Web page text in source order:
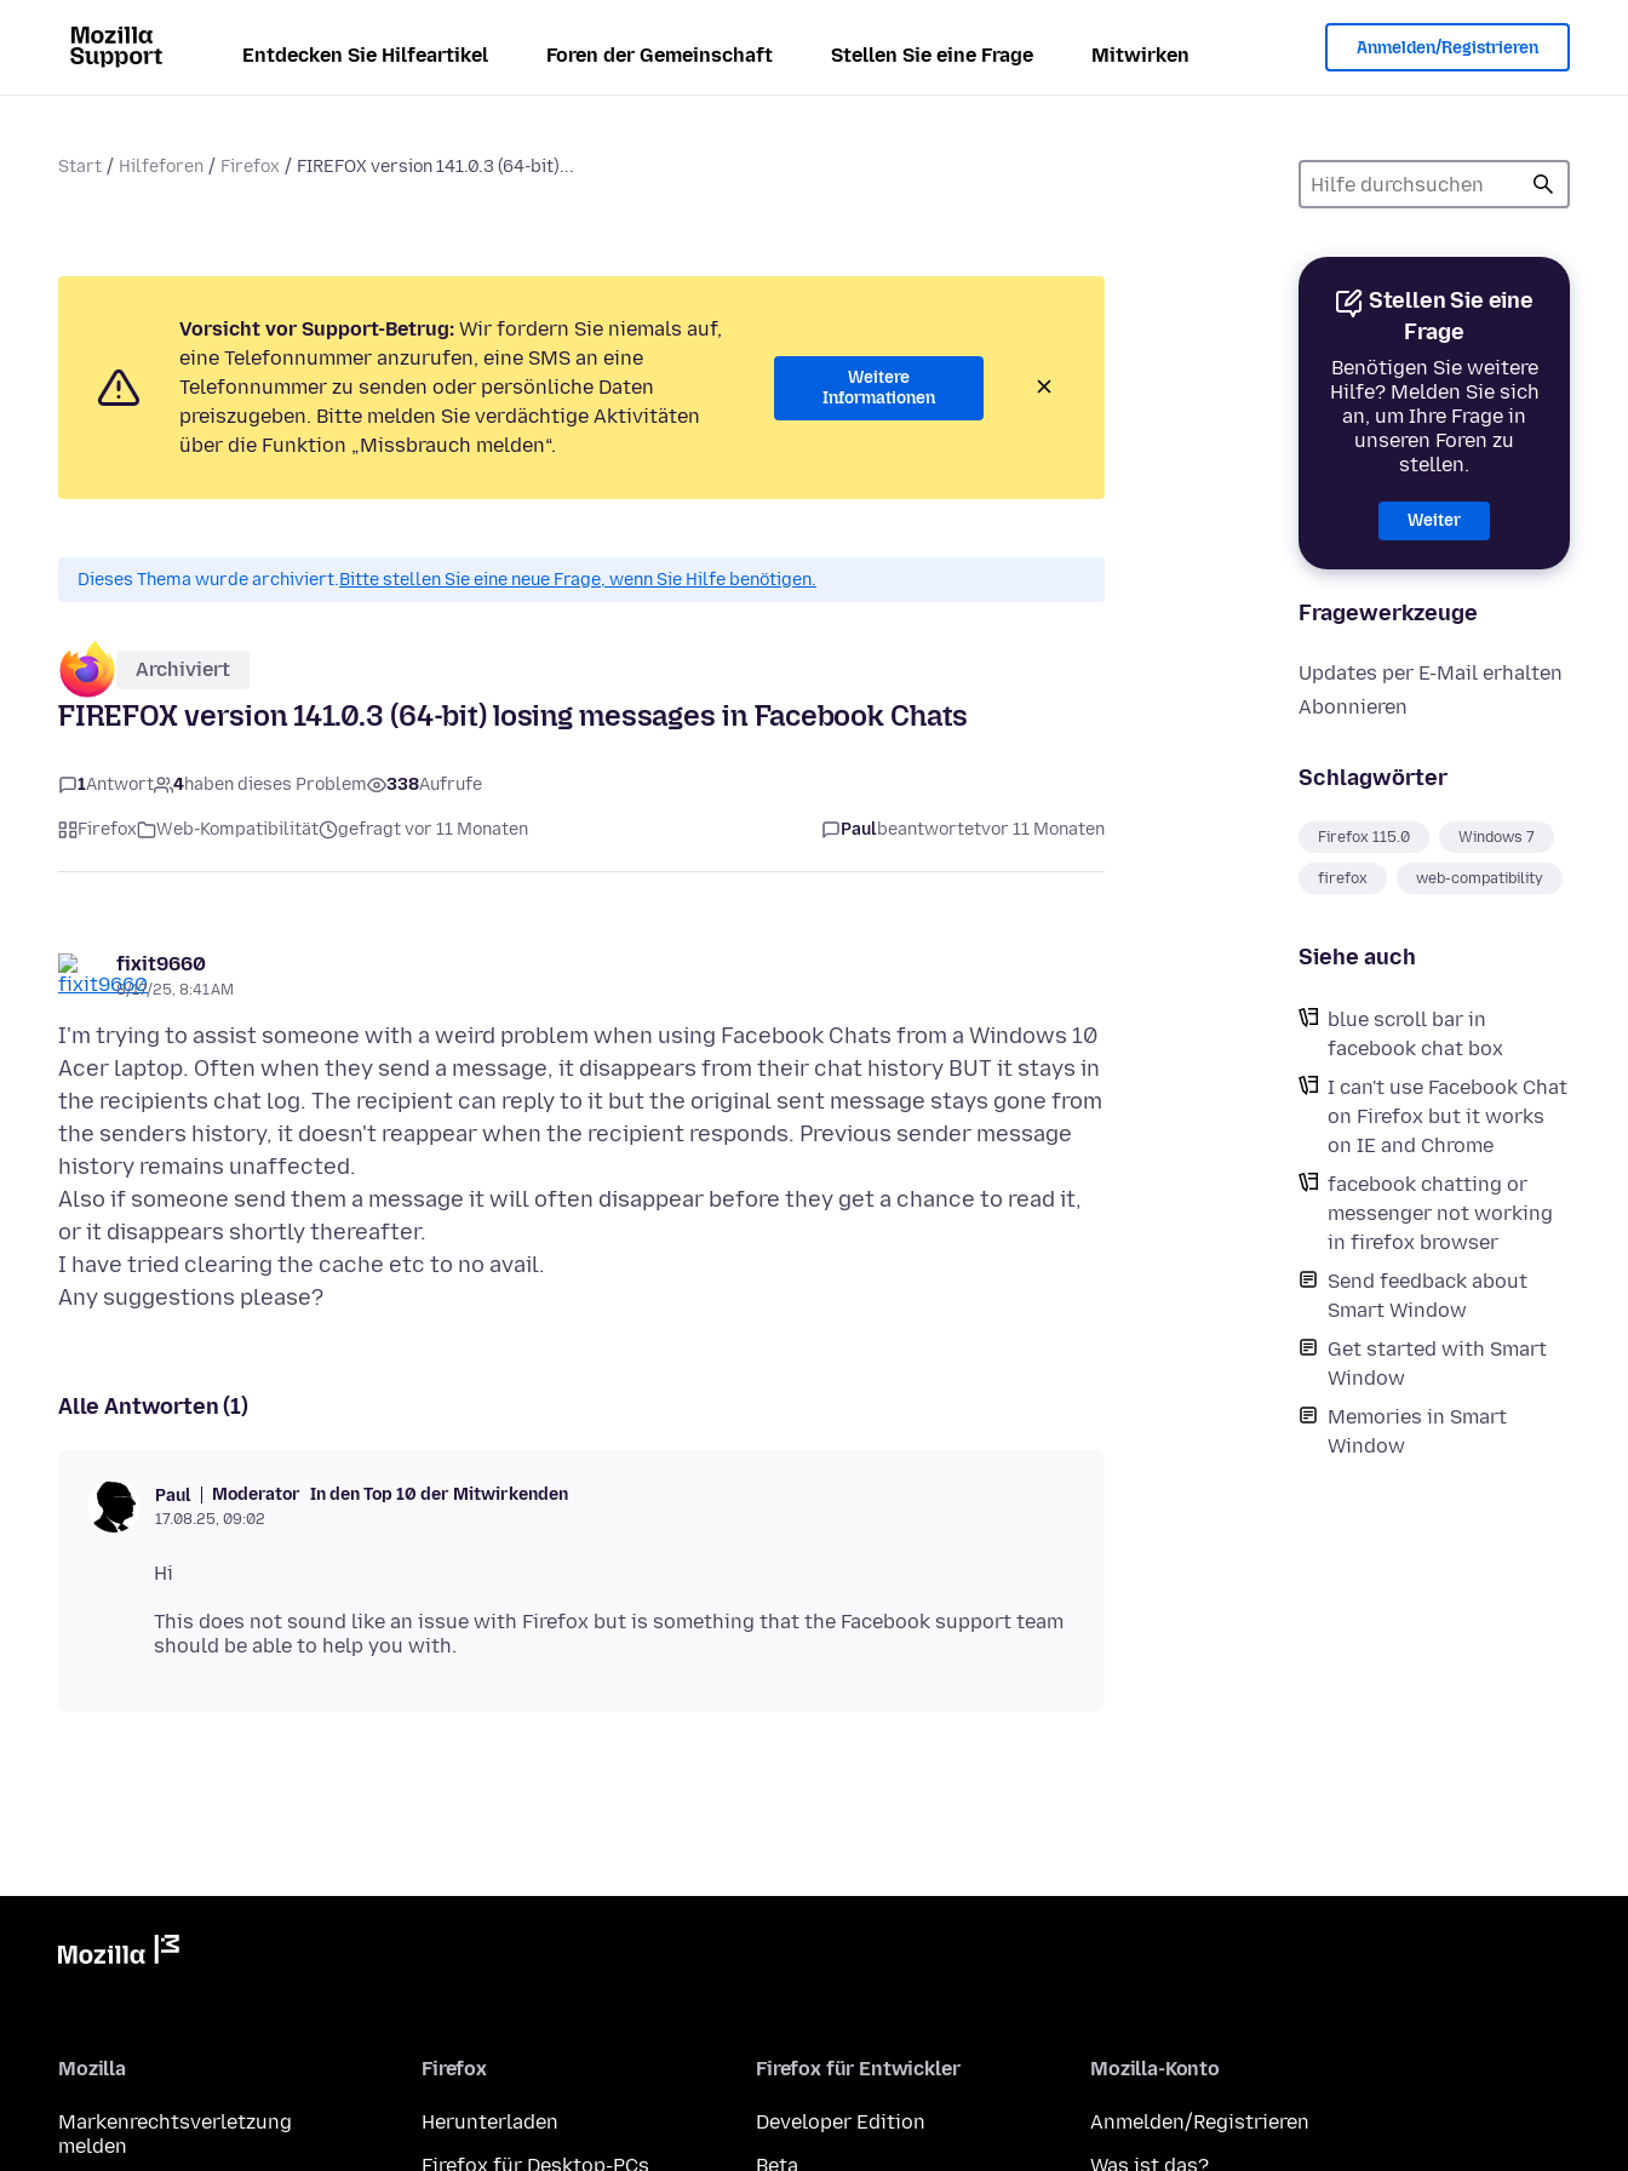
Entdecken Sie Hilfeartikel Foren der Gemeinschaft Stellen Sie eine Frage Mitwirken Anmelden/Registrieren
Start Hilfeforen Firefox FIREFOX version 141.0.3 (64-bit)...
Stellen Sie eine
Frage
Benötigen Sie weitere
Hilfe? Melden Sie sich
an, um Ihre Frage in
unseren Foren zu
stellen.
Weiter
Fragewerkzeuge
Updates per E-Mail erhalten
Abonnieren
Schlagwörter
Firefox 115.0 Windows 7
firefox web-compatibility
Siehe auch
blue scroll bar in
facebook chat box
I can't use Facebook Chat
on Firefox but it works
on IE and Chrome
facebook chatting or
messenger not working
in firefox browser
Send feedback about
Smart Window
Get started with Smart
Window
Memories in Smart
Window
Vorsicht vor Support-Betrug: Wir fordern Sie niemals auf,
eine Telefonnummer anzurufen, eine SMS an eine
Telefonnummer zu senden oder persönliche Daten
preiszugeben. Bitte melden Sie verdächtige Aktivitäten
über die Funktion „Missbrauch melden“.
Weitere
Informationen
Dieses Thema wurde archiviert.Bitte stellen Sie eine neue Frage, wenn Sie Hilfe benötigen.
Archiviert
FIREFOX version 141.0.3 (64-bit) losing messages in Facebook Chats
1Antwort 4haben dieses Problem 338Aufrufe
Firefox Web-Kompatibilität gefragt vor 11 Monaten Paulbeantwortetvor 11 Monaten
fixit9660
8/17/25, 8:41 AM
I'm trying to assist someone with a weird problem when using Facebook Chats from a Windows 10
Acer laptop. Often when they send a message, it disappears from their chat history BUT it stays in
the recipients chat log. The recipient can reply to it but the original sent message stays gone from
the senders history, it doesn't reappear when the recipient responds. Previous sender message
history remains unaffected.
Also if someone send them a message it will often disappear before they get a chance to read it,
or it disappears shortly thereafter.
I have tried clearing the cache etc to no avail.
Alle Antworten (1)
Paul Moderator In den Top 10 der Mitwirkenden
17.08.25, 09:02
This does not sound like an issue with Firefox but is something that the Facebook support team
Mozilla
Markenrechtsverletzung
melden
Firefox
Herunterladen
Firefox für Desktop-PCs
Firefox für Entwickler
Developer Edition
Beta
Mozilla-Konto
Anmelden/Registrieren
Was ist das?